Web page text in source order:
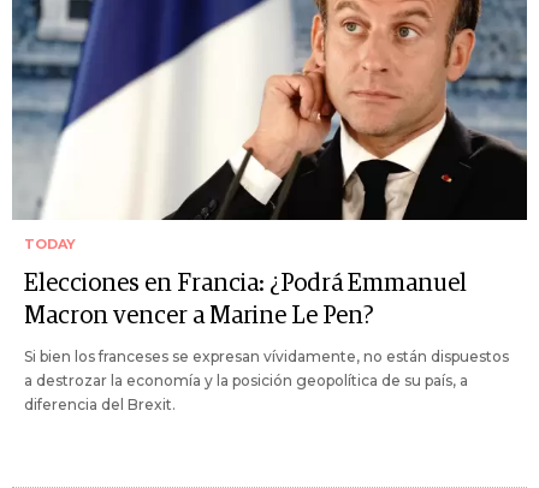
TODAY
Elecciones en Francia: ¿Podrá Emmanuel
Macron vencer a Marine Le Pen?
Si bien los franceses se expresan vívidamente, no están dispuestos
a destrozar la economía y la posición geopolítica de su país, a
diferencia del Brexit.